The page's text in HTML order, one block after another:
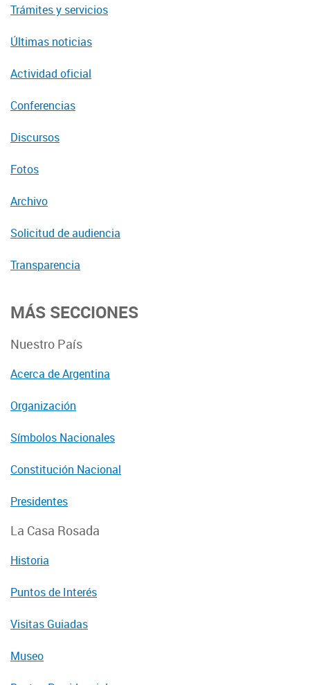
Trámites y servicios
Últimas noticias
Actividad oficial
Conferencias
Discursos
Fotos
Archivo
Solicitud de audiencia
Transparencia
MÁS SECCIONES
Nuestro País
Acerca de Argentina
Organización
Símbolos Nacionales
Constitución Nacional
Presidentes
La Casa Rosada
Historia
Puntos de Interés
Visitas Guiadas
Museo